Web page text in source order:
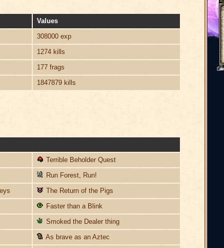
Values
308000 exp
1274 kills
177 frags
1847879 kills
Terrible Beholder Quest
Run Forest, Run!
The Return of the Pigs
Faster than a Blink
Smoked the Dealer thing
As brave as an Aztec